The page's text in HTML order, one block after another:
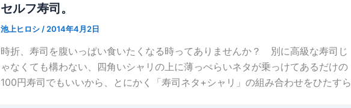
セルフ寿司。
池上ヒロシ / 2014年4月2日
時折、寿司を腹いっぱい食いたくなる時ってありませんか？ 別に高級な寿司じ
ゃなくても構わない、四角いシャリの上に薄っぺらいネタが乗っけてあるだけの
100円寿司でもいいから、とにかく「寿司ネタ+シャリ」の組み合わせをひたすら